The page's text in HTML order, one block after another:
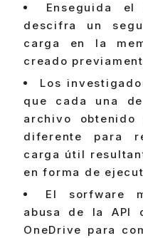
Enseguida
descifra un
carga en la
creado
Los
que cada una
archivo obtenido
diferente para
carga útil
en forma de
El sorfware
abusa de la API
OneDrive para